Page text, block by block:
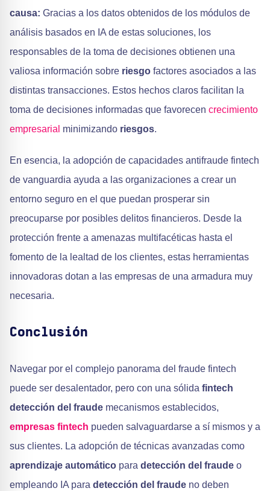
causa: Gracias a los datos obtenidos de los módulos de
análisis basados en IA de estas soluciones, los
responsables de la toma de decisiones obtienen una
valiosa información sobre riesgo factores asociados a las
distintas transacciones. Estos hechos claros facilitan la
toma de decisiones informadas que favorecen crecimiento
empresarial minimizando riesgos.
En esencia, la adopción de capacidades antifraude fintech
de vanguardia ayuda a las organizaciones a crear un
entorno seguro en el que puedan prosperar sin
preocuparse por posibles delitos financieros. Desde la
protección frente a amenazas multifacéticas hasta el
fomento de la lealtad de los clientes, estas herramientas
innovadoras dotan a las empresas de una armadura muy
necesaria.
Conclusión
Navegar por el complejo panorama del fraude fintech
puede ser desalentador, pero con una sólida fintech
detección del fraude mecanismos establecidos,
empresas fintech pueden salvaguardarse a sí mismos y a
sus clientes. La adopción de técnicas avanzadas como
aprendizaje automático para detección del fraude o
empleando IA para detección del fraude no deben